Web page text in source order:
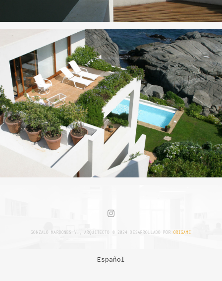
GONZALO MARDONES V., ARQUITECTO © 2024 DESARROLLADO POR ORIGAMI
Español